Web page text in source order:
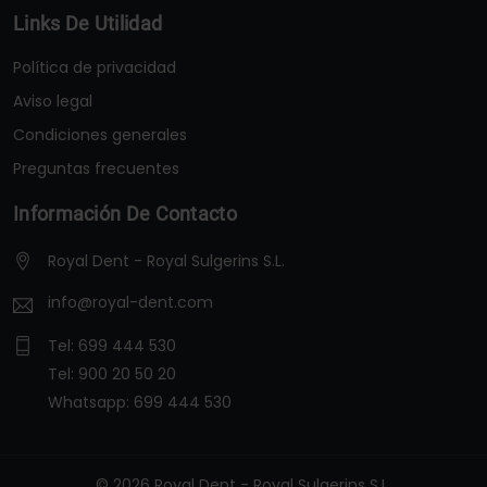
Links De Utilidad
Política de privacidad
Aviso legal
Condiciones generales
Preguntas frecuentes
Información De Contacto
Royal Dent - Royal Sulgerins S.L.
info@royal-dent.com
Tel: 699 444 530
Tel: 900 20 50 20
Whatsapp: 699 444 530